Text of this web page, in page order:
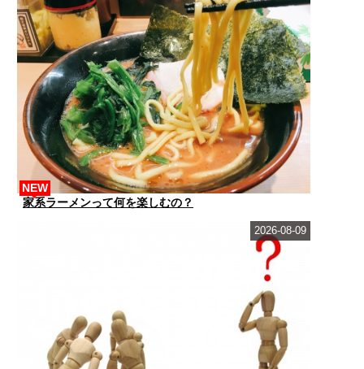
家系ラーメンって何を楽しむの？
NEW
2026-08-09